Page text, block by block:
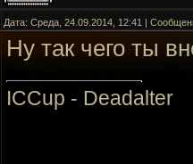
Дата: Среда, 24.09.2014, 12:41 |
Ну так чего ты
ICCup - Deadalter